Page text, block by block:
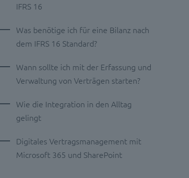
IFRS 16
Was benötige ich für eine Bilanz nach
dem IFRS 16 Standard?
Wann sollte ich mit der Erfassung und
Verwaltung von Verträgen starten?
Wie die Integration in den Alltag
gelingt
Digitales Vertragsmanagement mit
Microsoft 365 und SharePoint